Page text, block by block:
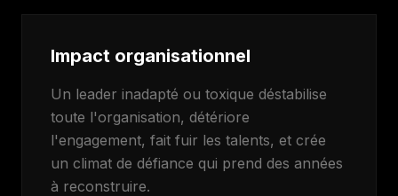
Impact organisationnel
Un leader inadapté ou toxique déstabilise
toute l'organisation, détériore
l'engagement, fait fuir les talents, et crée
un climat de défiance qui prend des années
à reconstruire.